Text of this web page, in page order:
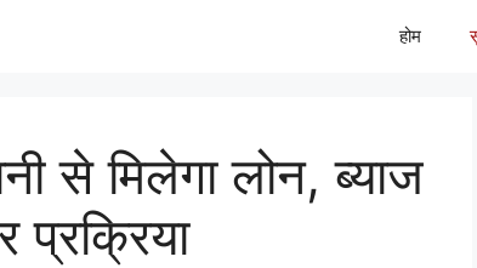
होम
से मिलेगा लोन, ब्याज